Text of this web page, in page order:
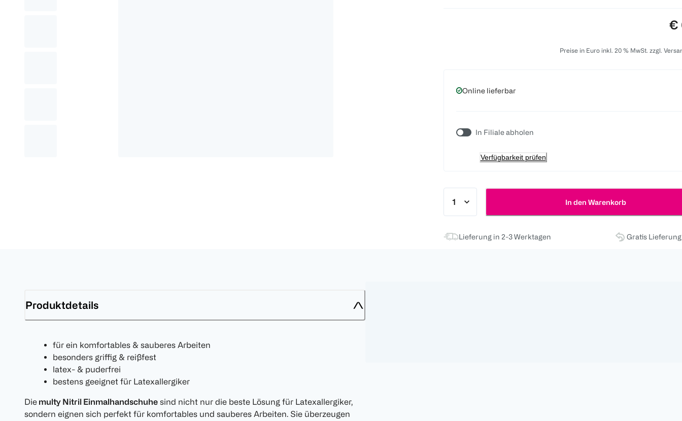
€
Preise in Euro inkl. 20 % MwSt. zzgl.
Online lieferbar
In Filiale abholen
Verfügbarkeit prüfen
In den Warenkorb
Lieferung in 2-3 Werktagen Gratis
Produktdetails
für ein komfortables & sauberes Arbeiten
besonders griffig & reißfest
latex- & puderfrei
bestens geeignet für Latexallergiker
Die multy Nitril Einmalhandschuhe sind nicht nur die beste Lösung für Latexallergiker,
sondern eignen sich perfekt für komfortables und sauberes Arbeiten. Sie überzeugen